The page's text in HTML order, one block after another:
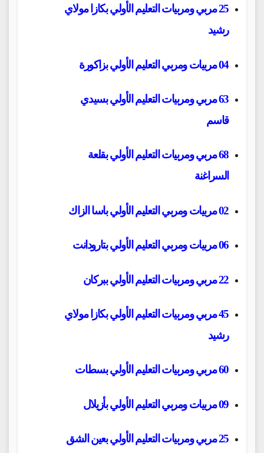
25 مربي ومربيات التعليم الأولي بكازا مولاي
رشيد
04 مربيات ومربي التعليم الأولي بزاكورة
63 مربي ومربيات التعليم الأولي بسيدي
قاسم
68 مربي ومربيات التعليم الأولي بقلعة
السراغنة
02 مربيات ومربي التعليم الأولي باسا الزاك
06 مربيات ومربي التعليم الأولي بتارودانت
22 مربي ومربيات التعليم الأولي ببركان
45 مربي ومربيات التعليم الأولي بكازا مولاي
رشيد
60 مربي ومربيات التعليم الأولي بسطات
09 مربيات ومربي التعليم الأولي بأزيلال
25 مربي ومربيات التعليم الأولي بعين الشق